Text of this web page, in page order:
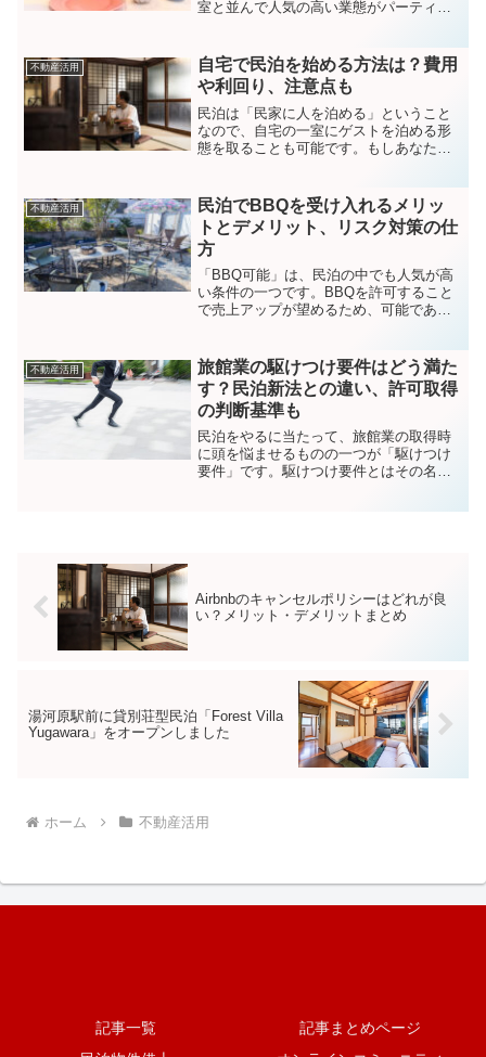
室と並んで人気の高い業態がパーティー
だけで安心安全に飲み会ができると言う
ことでパーティールームを...
不動産活用
自宅で民泊を始める方法は？費用
や利回り、注意点も
民泊は「民家に人を泊める」ということ
なので、自宅の一室にゲストを泊める形
態を取ることも可能です。もしあなたの
を得ることも検討できます。今回は自宅
で民泊をする方法と手順、必...
不動産活用
民泊でBBQを受け入れるメリッ
トとデメリット、リスク対策の仕
方
「BBQ可能」は、民泊の中でも人気が高
い条件の一つです。BBQを許可すること
で売上アップが望めるため、可能であれ
うにいくつか準備も必要です。この記事
では、民泊でBBQを...
不動産活用
旅館業の駆けつけ要件はどう満た
す？民泊新法との違い、許可取得
の判断基準も
民泊をやるに当たって、旅館業の取得時
に頭を悩ませるものの一つが「駆けつけ
要件」です。駆けつけ要件とはその名の
Airbnbのキャンセルポリシーはどれが良
い？メリット・デメリットまとめ
湯河原駅前に貸別荘型民泊「Forest Villa
Yugawara」をオープンしました
ホーム 不動産活用
記事一覧
記事まとめページ